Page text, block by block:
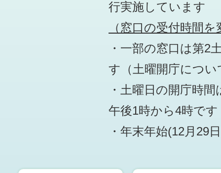
行実施しています
（窓口の受付時間
・一部の窓口は第2
す （土曜開庁につ
・土曜日の開庁時
午後1時から4時です
・年末年始(12月29